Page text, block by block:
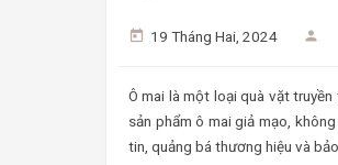
19 Tháng Hai, 2024
Ô mai là một loại quà vặt
sản phẩm ô mai giả mạo,
tin, quảng bá thương hiệu và